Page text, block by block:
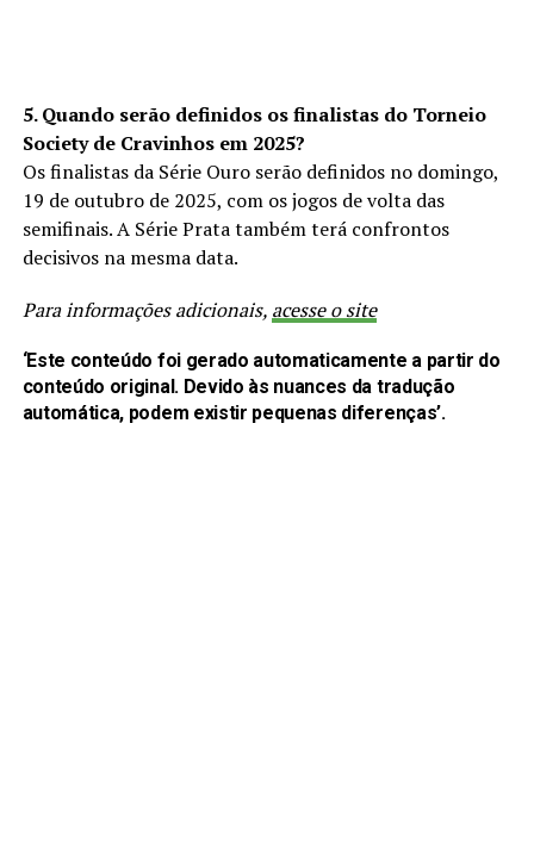
5. Quando serão definidos os finalistas do Torneio
Society de Cravinhos em 2025?
Os finalistas da Série Ouro serão definidos no domingo,
19 de outubro de 2025, com os jogos de volta das
semifinais. A Série Prata também terá confrontos
decisivos na mesma data.
Para informações adicionais, acesse o site
‘Este conteúdo foi gerado automaticamente a partir do
conteúdo original. Devido às nuances da tradução
automática, podem existir pequenas diferenças’.